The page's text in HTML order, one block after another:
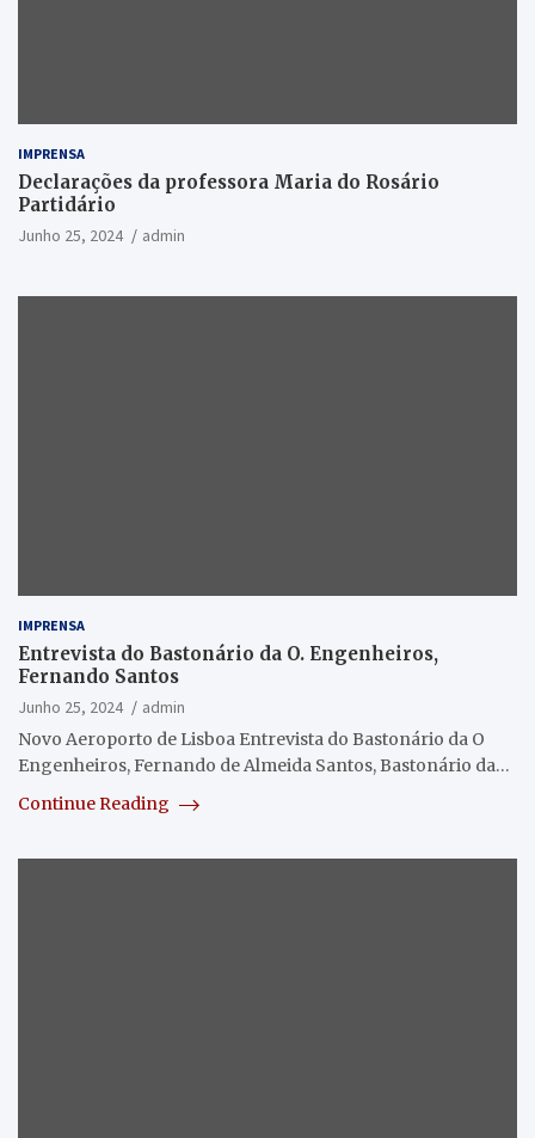
IMPRENSA
Declarações da professora Maria do Rosário
Partidário
Junho 25, 2024 admin
IMPRENSA
Entrevista do Bastonário da O. Engenheiros,
Fernando Santos
Junho 25, 2024
admin
Novo Aeroporto de Lisboa Entrevista do Bastonário da O
Engenheiros, Fernando de Almeida Santos, Bastonário da…
Continue Reading